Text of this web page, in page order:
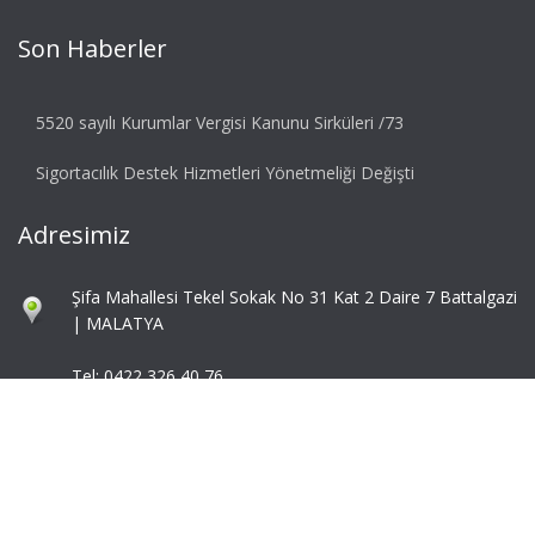
Son Haberler
5520 sayılı Kurumlar Vergisi Kanunu Sirküleri /73
Sigortacılık Destek Hizmetleri Yönetmeliği Değişti
Adresimiz
Şifa Mahallesi Tekel Sokak No 31 Kat 2 Daire 7 Battalgazi
| MALATYA
Tel: 0422 326 40 76